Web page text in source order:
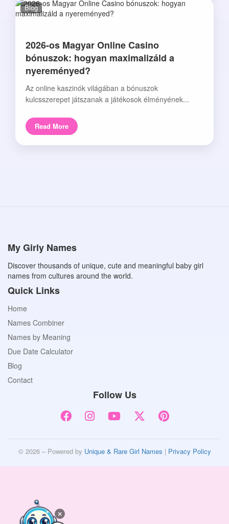
Blog
2026-os Magyar Online Casino
bónuszok: hogyan maximalizáld a
nyereményed?
Az online kaszinók világában a bónuszok
kulcsszerepet játszanak a játékosok élményének...
Read More
My Girly Names
Discover thousands of unique, cute and meaningful baby girl
names from cultures around the world.
Quick Links
Home
Names Combiner
Names by Meaning
Due Date Calculator
Blog
Contact
Follow Us
© 2026 – Powered by Unique & Rare Girl Names | Privacy Policy